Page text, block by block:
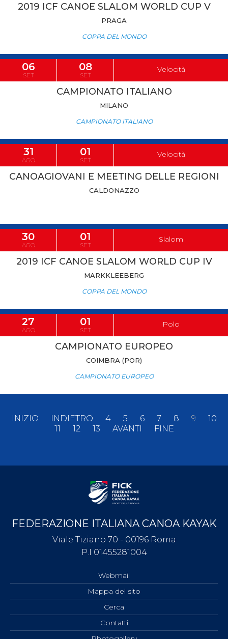
2019 ICF CANOE SLALOM WORLD CUP V
PRAGA
COPPA DEL MONDO
06
SET
08
SET
Velocità
CAMPIONATO ITALIANO
MILANO
CAMPIONATO ITALIANO
31
AGO
01
SET
Velocità
CANOAGIOVANI E MEETING DELLE REGIONI
CALDONAZZO
30
AGO
01
SET
Slalom
2019 ICF CANOE SLALOM WORLD CUP IV
MARKKLEEBERG
COPPA DEL MONDO
27
AGO
01
SET
Polo
CAMPIONATO EUROPEO
COIMBRA (POR)
CAMPIONATO EUROPEO
INIZIO INDIETRO 4 5 6 7 8 9
10
11
12 13 AVANTI FINE
FEDERAZIONE ITALIANA CANOA KAYAK
Viale Tiziano 70 - 00196 Roma
P.I 01455281004
Webmail
Mappa del sito
Cerca
Contatti